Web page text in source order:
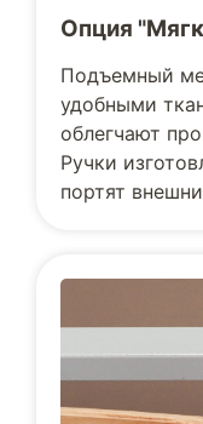
Опция
Подъемный
удобными
облегчают
Ручки
портят